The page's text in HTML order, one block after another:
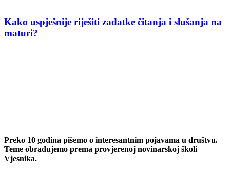
Kako uspješnije riješiti zadatke čitanja i slušanja na
maturi?
Preko 10 godina pišemo o interesantnim pojavama u društvu.
Teme obrađujemo prema provjerenoj novinarskoj školi
Vjesnika.